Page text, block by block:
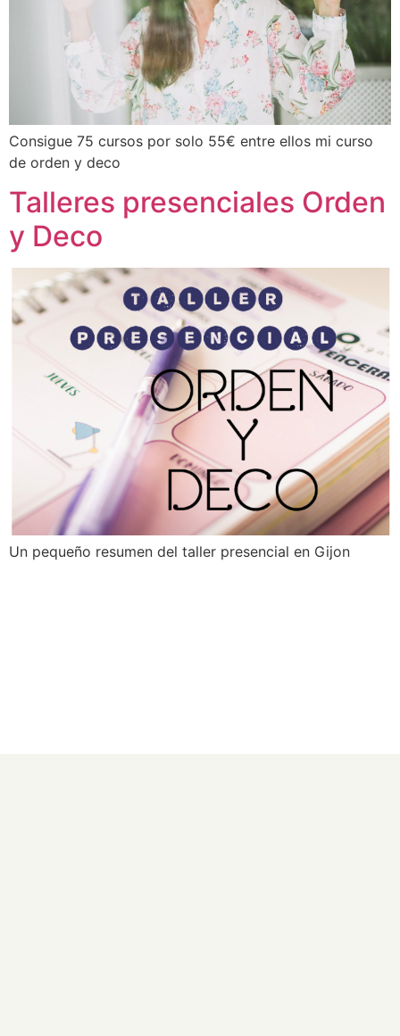
Consigue 75 cursos por solo 55€ entre ellos mi curso
de orden y deco
Talleres presenciales Orden
y Deco
Un pequeño resumen del taller presencial en Gijon